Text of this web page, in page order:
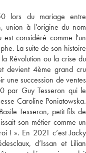
lors du mariage entre
union à l'origine du nom
considéré comme l'un
La suite de son histoire
Révolution ou la crise du
devient 4ème grand cru
une succession de ventes
par Guy Tesseron qui le
Caroline Poniatowska.
Tesseron, petit fils de
son métier comme un
! ». En 2021 c’est Jacky
d’Issan et Lilian